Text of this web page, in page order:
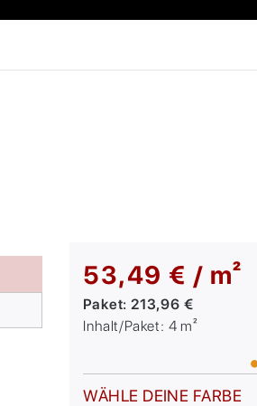
53,49 € / m²
Paket: 213,96 €
Inhalt/Paket: 4 m²
WÄHLE DEINE FARBE